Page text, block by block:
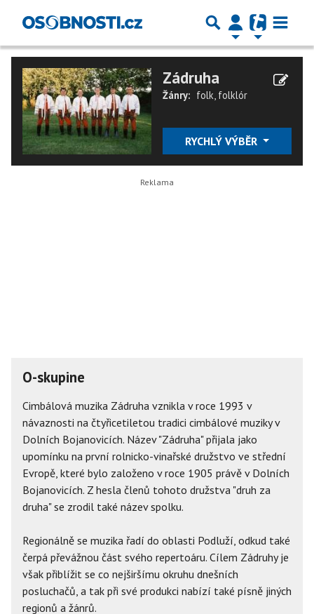
Zádruha
Žánry: folk, folklór
RYCHLÝ VÝBĚR
O-skupine
Cimbálová muzika Zádruha vznikla v roce 1993 v
návaznosti na čtyřicetiletou tradici cimbálové muziky v
Dolních Bojanovicích. Název "Zádruha" přijala jako
upomínku na první rolnicko-vinařské družstvo ve střední
Evropě, které bylo založeno v roce 1905 právě v Dolních
Bojanovicích. Z hesla členů tohoto družstva "druh za
druha" se zrodil také název spolku.
Regionálně se muzika řadí do oblasti Podluží, odkud také
čerpá převážnou část svého repertoáru. Cílem Zádruhy je
však přiblížit se co nejširšímu okruhu dnešních
posluchačů, a tak při své produkci nabízí také písně jiných
regionů a žánrů.